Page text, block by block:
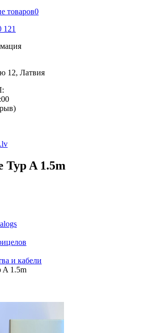
товаров0
121
12, Латвия
Typ A 1.5m
и кабели
A 1.5m